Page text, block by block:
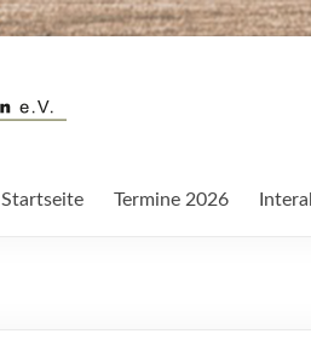
Startseite Termine 2026